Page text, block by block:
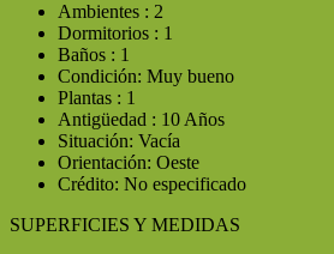
Ambientes : 2
Dormitorios : 1
Baños : 1
Condición: Muy bueno
Plantas : 1
Antigüedad : 10 Años
Situación: Vacía
Orientación: Oeste
Crédito: No especificado
SUPERFICIES Y MEDIDAS